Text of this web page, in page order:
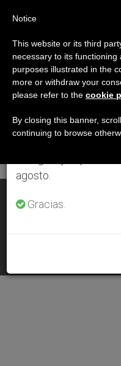
DÍA
Julio
ÚLTIMAS NOTICIAS
JUL 15, 2012 00:00
Aviso
Del 27 de julio al 7
anual, aprovechando
se generan menos
agosto.
Gracias.
Notice
This website or its third
necessary to its
purposes illustrated in the
more or withdraw your
please refer to the cookie
By closing this banner,
continuing to browse